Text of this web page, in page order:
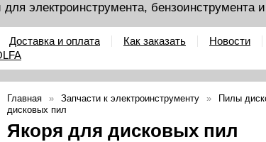
для электроинструмента, бензоинструмента
Доставка и оплата Как заказать Новости
Главная Запчасти к электроинструменту Пилы
дисковых пил
Якоря для дисковых пил